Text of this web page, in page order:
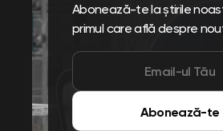
Abonează-te la știrile
primul care află despre
Abonează-te